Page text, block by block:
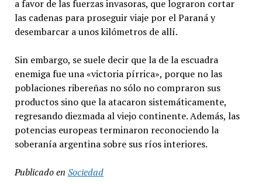
a favor de las fuerzas invasoras, que lograron cortar
las cadenas para proseguir viaje por el Paraná y
desembarcar a unos kilómetros de allí.
Sin embargo, se suele decir que la de la escuadra
enemiga fue una «victoria pírrica», porque no las
poblaciones ribereñas no sólo no compraron sus
productos sino que la atacaron sistemáticamente,
regresando diezmada al viejo continente. Además, las
potencias europeas terminaron reconociendo la
soberanía argentina sobre sus ríos interiores.
Publicado en Sociedad